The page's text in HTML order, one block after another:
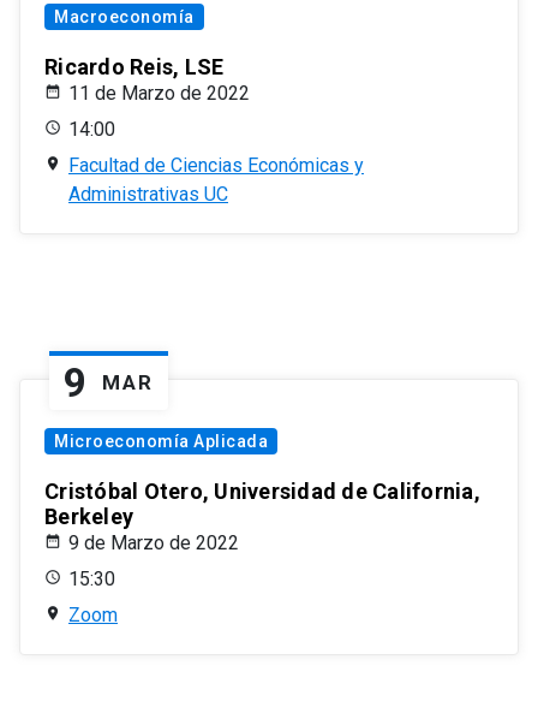
Macroeconomía
Ricardo Reis, LSE
11 de Marzo de 2022
14:00
Facultad de Ciencias Económicas y
Administrativas UC
9 MAR
Microeconomía Aplicada
Cristóbal Otero, Universidad de California,
Berkeley
9 de Marzo de 2022
15:30
Zoom